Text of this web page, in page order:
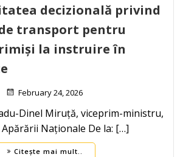
decizională privind
transport pentru
la instruire în
February 24, 2026
Dinel Miruță, viceprim-ministru,
Naționale De la: […]
Citește mai mult..